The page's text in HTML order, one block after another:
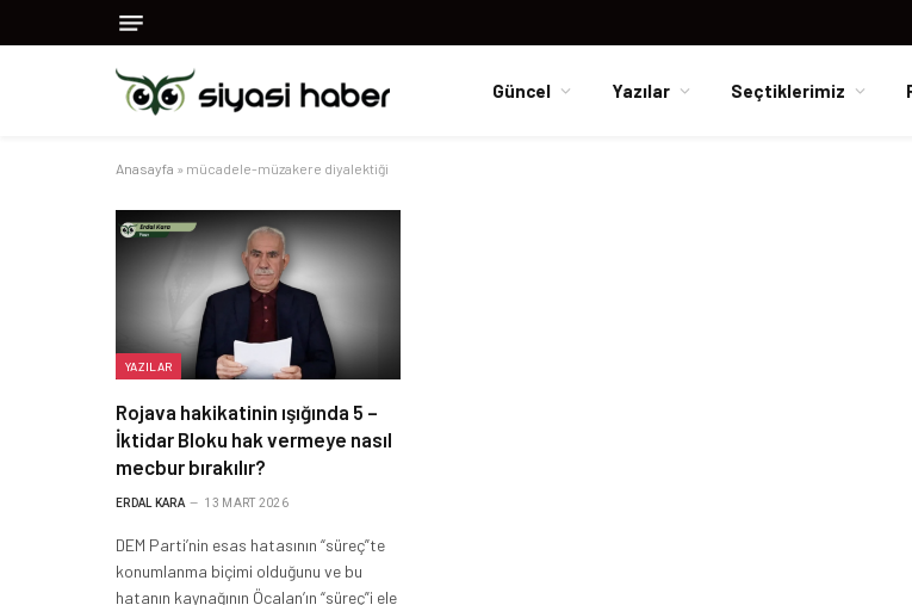
Güncel Yazılar Seçtiklerimiz
Anasayfa » mücadele-müzakere diyalektiği
YAZILAR
Rojava hakikatinin ışığında 5 –
İktidar Bloku hak vermeye nasıl
mecbur bırakılır?
ERDAL KARA 13 MART 2026
DEM Parti’nin esas hatasının “süreç”te
konumlanma biçimi olduğunu ve bu
hatanın kaynağının Öcalan’ın “süreç”i ele